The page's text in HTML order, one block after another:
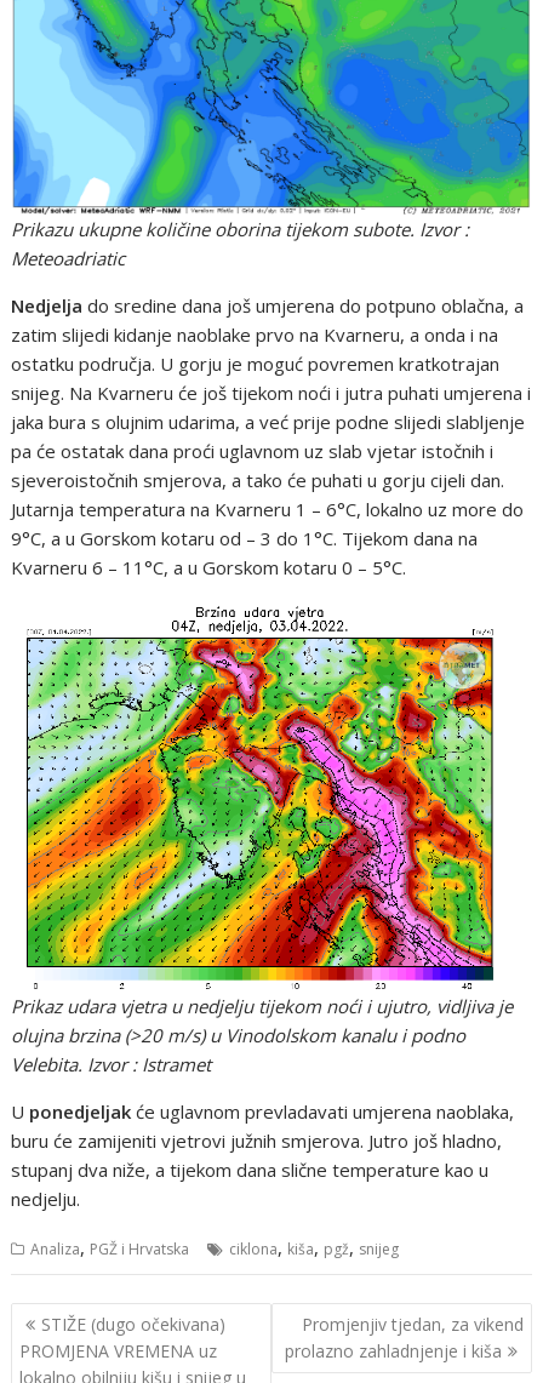
Prikazu ukupne količine oborina tijekom subote. Izvor :
Meteoadriatic
Nedjelja do sredine dana još umjerena do potpuno oblačna, a
zatim slijedi kidanje naoblake prvo na Kvarneru, a onda i na
ostatku područja. U gorju je moguć povremen kratkotrajan
snijeg. Na Kvarneru će još tijekom noći i jutra puhati umjerena i
jaka bura s olujnim udarima, a već prije podne slijedi slabljenje
pa će ostatak dana proći uglavnom uz slab vjetar istočnih i
sjeveroistočnih smjerova, a tako će puhati u gorju cijeli dan.
Jutarnja temperatura na Kvarneru 1 – 6°C, lokalno uz more do
9°C, a u Gorskom kotaru od – 3 do 1°C. Tijekom dana na
Kvarneru 6 – 11°C, a u Gorskom kotaru 0 – 5°C.
Prikaz udara vjetra u nedjelju tijekom noći i ujutro, vidljiva je
olujna brzina (>20 m/s) u Vinodolskom kanalu i podno
Velebita. Izvor : Istramet
U ponedjeljakće uglavnom prevladavati umjerena naoblaka,
buru će zamijeniti vjetrovi južnih smjerova. Jutro još hladno,
stupanj dva niže, a tijekom dana slične temperature kao u
nedjelju.
Analiza, PGŽ i Hrvatska ciklona, kiša, pgž, snijeg
Navigacija
objava
STIŽE (dugo očekivana)
PROMJENA VREMENA uz
lokalno obilniju kišu i snijeg u
Promjenjiv tjedan, za vikend
prolazno zahladnjenje i kiša